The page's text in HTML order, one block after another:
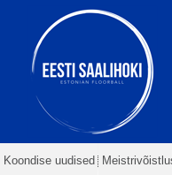
Koondise uudised